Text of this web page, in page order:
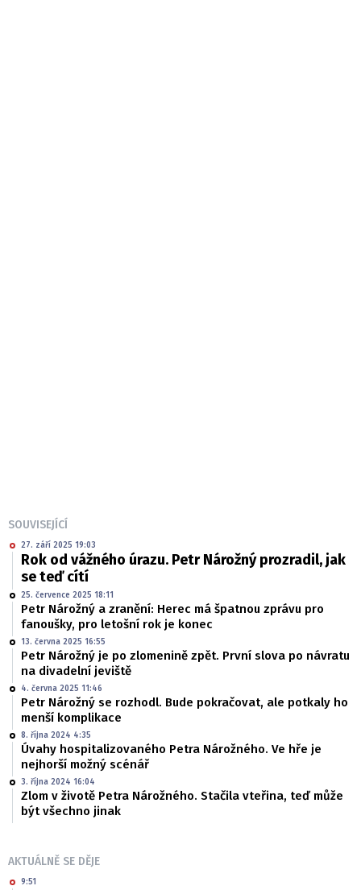
SOUVISEJÍCÍ
27. září 2025 19:03
Rok od vážného úrazu. Petr Nárožný prozradil, jak
se teď cítí
25. července 2025 18:11
Petr Nárožný a zranění: Herec má špatnou zprávu pro
fanoušky, pro letošní rok je konec
13. června 2025 16:55
Petr Nárožný je po zlomenině zpět. První slova po návratu
na divadelní jeviště
4. června 2025 11:46
Petr Nárožný se rozhodl. Bude pokračovat, ale potkaly ho
menší komplikace
8. října 2024 4:35
Úvahy hospitalizovaného Petra Nárožného. Ve hře je
nejhorší možný scénář
3. října 2024 16:04
Zlom v životě Petra Nárožného. Stačila vteřina, teď může
být všechno jinak
AKTUÁLNĚ SE DĚJE
9:51